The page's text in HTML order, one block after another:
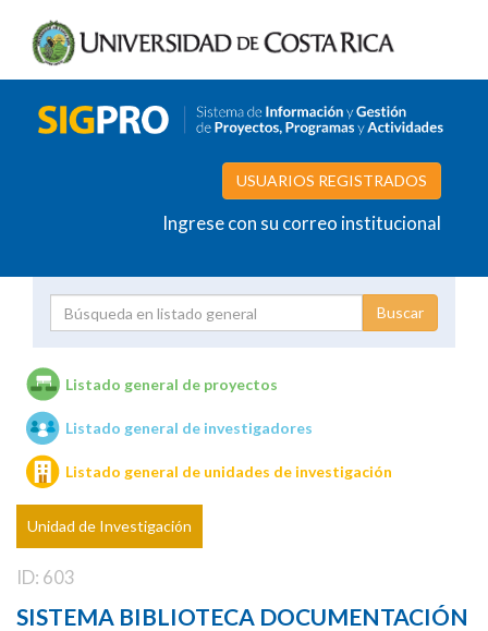
USUARIOS REGISTRADOS
Ingrese con su correo institucional
Unidades de investigación
Listado general de proyectos
Listado general de investigadores
Listado general de unidades de investigación
Unidad de Investigación
ID: 603
SISTEMA BIBLIOTECA DOCUMENTACIÓN